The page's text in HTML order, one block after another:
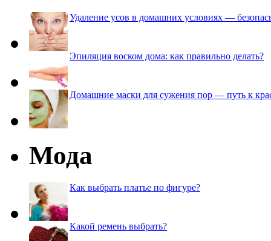
Удаление усов в домашних условиях —
Эпиляция воском дома: как правильно делать?
Домашние маски для сужения пор — путь к
Мода
Как выбрать платье по фигуре?
Какой ремень выбрать?